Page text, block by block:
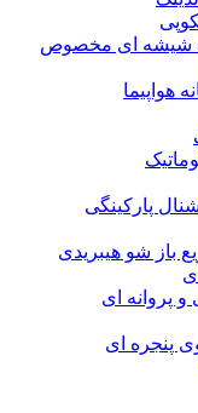
شیشه ای مخصوص
هواپیما
پارکینگی
باز شو هیبریدی
و پروانه ای
پنجره ای